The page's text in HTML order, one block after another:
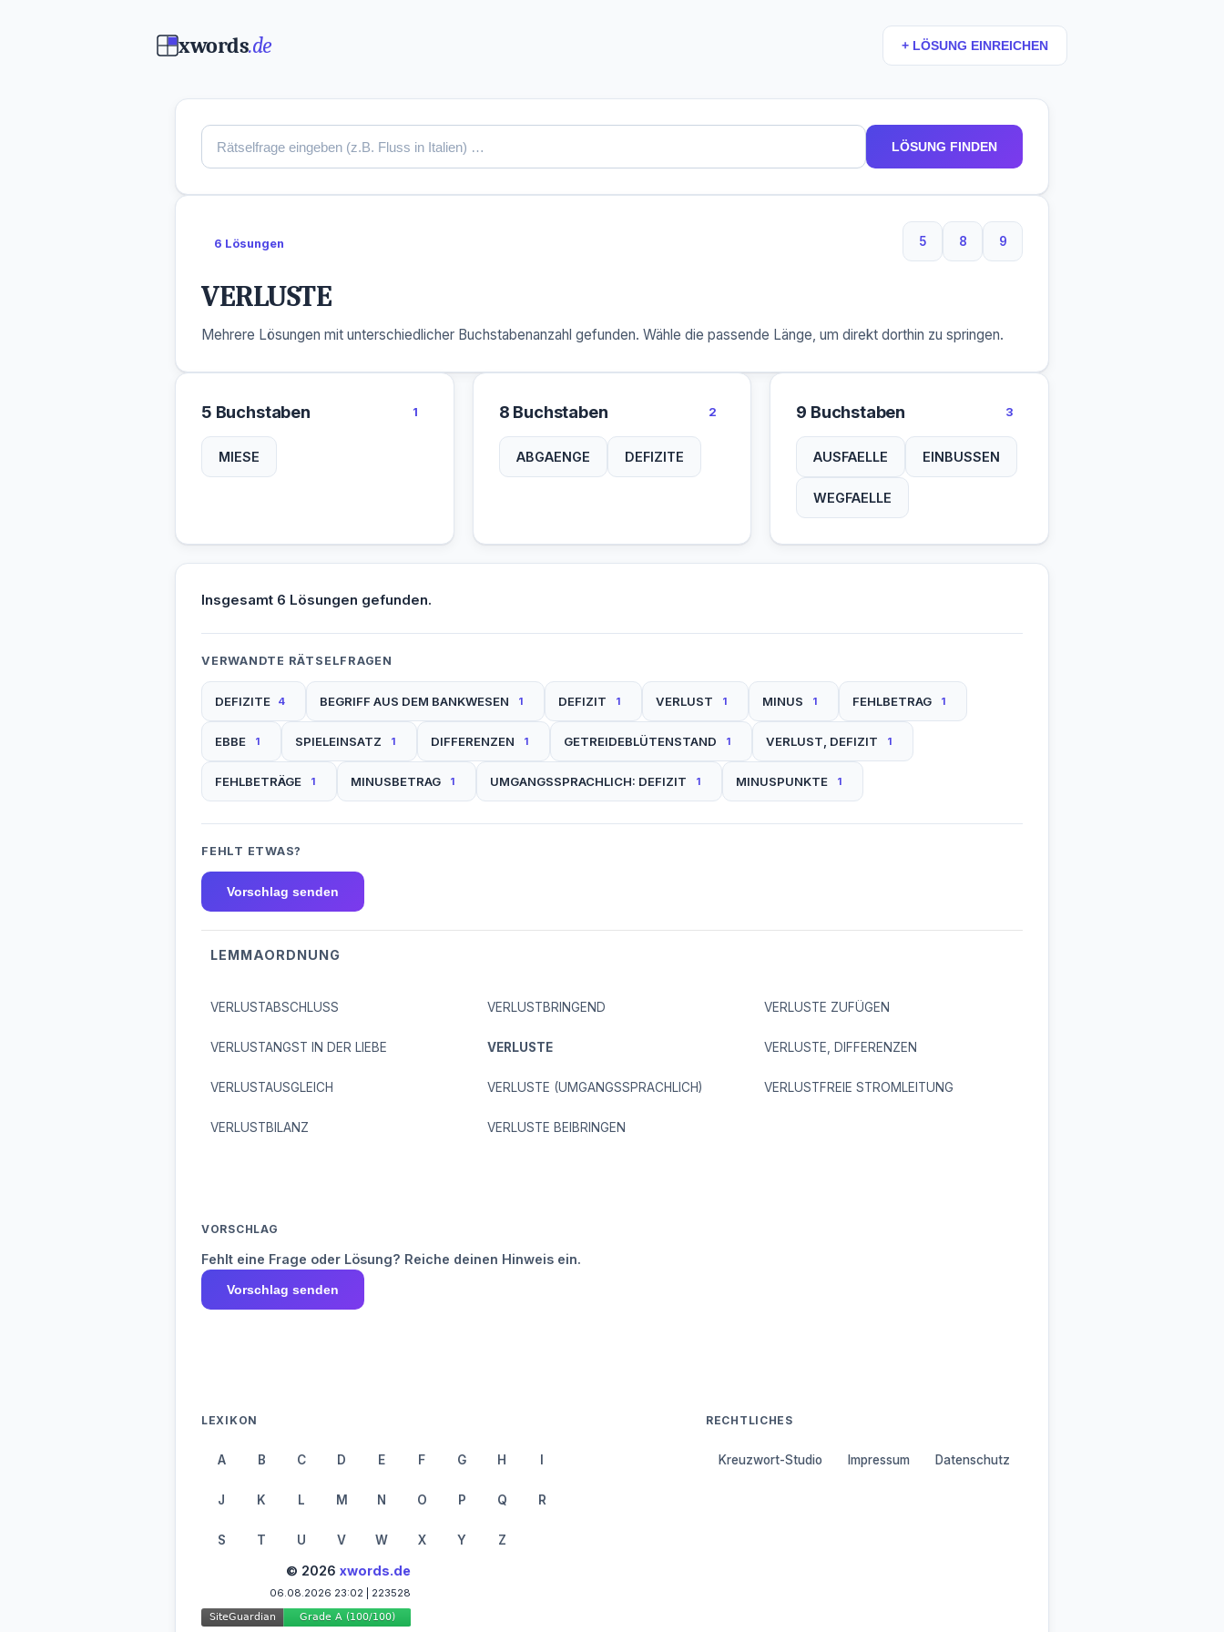
xwords.de + LÖSUNG EINREICHEN
LÖSUNG FINDEN
6 Lösungen 5
5 Buchstaben
8
8 Buchstaben
9
9 Buchstaben
VERLUSTE
Mehrere Lösungen mit unterschiedlicher Buchstabenanzahl gefunden. Wähle die passende Länge, um direkt dorthin zu springen.
5 Buchstaben 1
MIESE
8 Buchstaben 2
ABGAENGE DEFIZITE
9 Buchstaben 3
AUSFAELLE EINBUSSEN
WEGFAELLE
Insgesamt 6 Lösungen gefunden.
VERWANDTE RÄTSELFRAGEN
DEFIZITE 4 BEGRIFF AUS DEM BANKWESEN 1 DEFIZIT 1 VERLUST 1 MINUS 1 FEHLBETRAG 1
EBBE 1 SPIELEINSATZ 1 DIFFERENZEN 1 GETREIDEBLÜTENSTAND 1 VERLUST, DEFIZIT 1
FEHLBETRÄGE 1 MINUSBETRAG 1 UMGANGSSPRACHLICH: DEFIZIT 1 MINUSPUNKTE 1
FEHLT ETWAS?
Vorschlag senden
LEMMAORDNUNG
VERLUSTABSCHLUSS
VERLUSTANGST IN DER LIEBE
VERLUSTAUSGLEICH
VERLUSTBILANZ
VERLUSTBRINGEND
VERLUSTE
VERLUSTE (UMGANGSSPRACHLICH)
VERLUSTE BEIBRINGEN
VERLUSTE ZUFÜGEN
VERLUSTE, DIFFERENZEN
VERLUSTFREIE STROMLEITUNG
VORSCHLAG
Fehlt eine Frage oder Lösung? Reiche deinen Hinweis ein.
Vorschlag senden
LEXIKON
A B C D E F G H I
J K L M N O P Q R
S T U V W X Y Z
RECHTLICHES
Kreuzwort-Studio Impressum Datenschutz
© 2026 xwords.de
06.08.2026 23:02 | 223528